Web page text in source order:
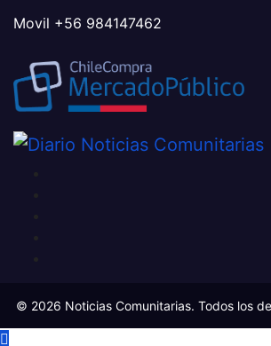
Movil +56 984147462